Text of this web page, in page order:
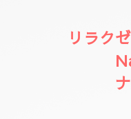
リラク